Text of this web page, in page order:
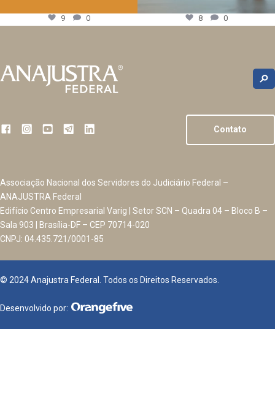
9 0 8 0
Contato
Associação Nacional dos Servidores do Judiciário Federal –
ANAJUSTRA Federal
Edifício Centro Empresarial Varig | Setor SCN – Quadra 04 – Bloco B –
Sala 903 | Brasília-DF – CEP 70714-020
CNPJ: 04.435.721/0001-85
© 2024 Anajustra Federal. Todos os Direitos Reservados.
Desenvolvido por: